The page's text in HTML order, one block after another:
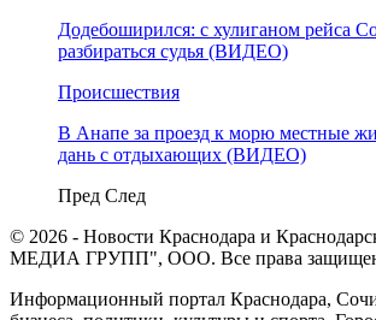
Додебоширился: с хулиганом рейса
разбираться судья (ВИДЕО)
Происшествия
В Анапе за проезд к морю местные
дань с отдыхающих (ВИДЕО)
Пред След
© 2026 - Новости Краснодара и
МЕДИА ГРУПП", ООО. Все права
Информационный портал Краснодара,